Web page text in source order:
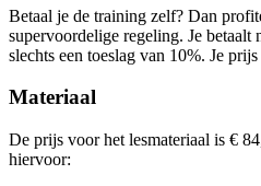
din27-10-20269:30 - 16:30
din17-11-20269:30 - 16:30
Lesdagen
vri12-03-20279:30 - 16:30
Betaal je de training zelf? Dan
supervoordelige regeling. Je betaalt
slechts een toeslag van 10%. Je
Materiaal
De prijs voor het lesmateriaal is €
hiervoor: